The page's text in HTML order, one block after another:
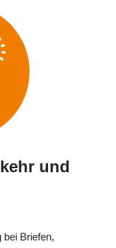
und
bei Briefen,